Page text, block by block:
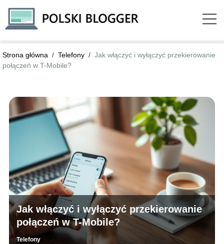
Strona główna / Telefony / Jak włączyć i wyłączyć przekierowanie
połączeń w T-Mobile?
Jak włączyć i wyłączyć przekierowanie
połączeń w T-Mobile?
Telefony